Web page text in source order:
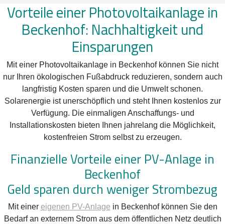
Vorteile einer Photovoltaikanlage in
Beckenhof: Nachhaltigkeit und
Einsparungen
Mit einer Photovoltaikanlage in Beckenhof können Sie nicht
nur Ihren ökologischen Fußabdruck reduzieren, sondern auch
langfristig Kosten sparen und die Umwelt schonen.
Solarenergie ist unerschöpflich und steht Ihnen kostenlos zur
Verfügung. Die einmaligen Anschaffungs- und
Installationskosten bieten Ihnen jahrelang die Möglichkeit,
kostenfreien Strom selbst zu erzeugen.
Finanzielle Vorteile einer PV-Anlage in
Beckenhof
Geld sparen durch weniger Strombezug
Mit einer eigenen PV-Anlage in Beckenhof können Sie den
Bedarf an externem Strom aus dem öffentlichen Netz deutlich